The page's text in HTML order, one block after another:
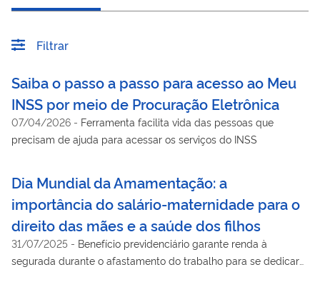
Filtrar
Saiba o passo a passo para acesso ao Meu
INSS por meio de Procuração Eletrônica
07/04/2026 - Ferramenta facilita vida das pessoas que
precisam de ajuda para acessar os serviços do INSS
Dia Mundial da Amamentação: a
importância do salário-maternidade para o
direito das mães e a saúde dos filhos
31/07/2025 - Benefício previdenciário garante renda à
segurada durante o afastamento do trabalho para se dedicar